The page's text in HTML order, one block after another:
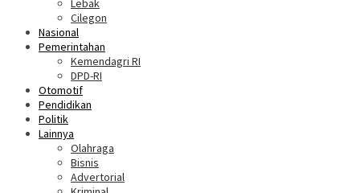
Lebak
Cilegon
Nasional
Pemerintahan
Kemendagri RI
DPD-RI
Otomotif
Pendidikan
Politik
Lainnya
Olahraga
Bisnis
Advertorial